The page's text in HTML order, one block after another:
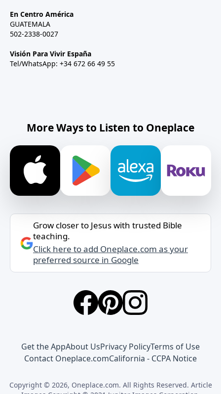
En Centro América
GUATEMALA
502-2338-0027
Visión Para Vivir España
Tel/WhatsApp: +34 672 66 49 55
More Ways to Listen to Oneplace
Grow closer to Jesus with trusted Bible
teaching.
Click here to add Oneplace.com as your
preferred source in Google
Get the AppAbout UsPrivacy PolicyTerms of Use
Contact Oneplace.comCalifornia - CCPA Notice
Copyright © 2026, Oneplace.com. All Rights Reserved. Article